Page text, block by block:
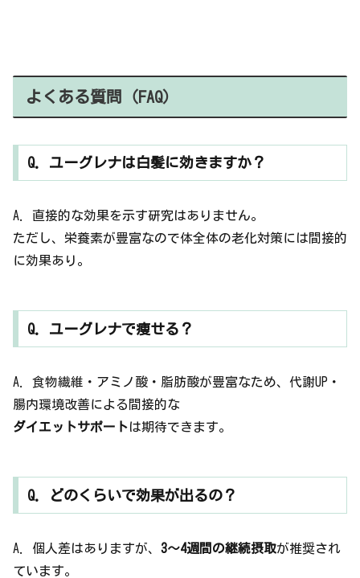
よくある質問（FAQ）
Q. ユーグレナは白髪に効きますか？
A. 直接的な効果を示す研究はありません。
ただし、栄養素が豊富なので体全体の老化対策には間接的
に効果あり。
Q. ユーグレナで痩せる？
A. 食物繊維・アミノ酸・脂肪酸が豊富なため、代謝UP・
腸内環境改善による間接的な
ダイエットサポートは期待できます。
Q. どのくらいで効果が出るの？
A. 個人差はありますが、 3〜4週間の継続摂取が推奨され
ています。